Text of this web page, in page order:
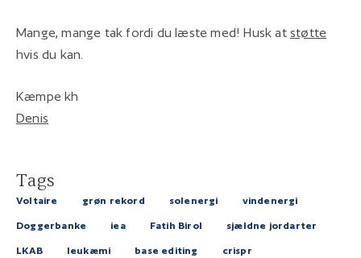
Mange, mange tak fordi du læste med! Husk atstøtte
hvis du kan.
Kæmpe kh
Denis
Tags
Voltaire grøn rekord solenergi vindenergi
Doggerbanke iea Fatih Birol sjældne jordarter
LKAB leukæmi base editing crispr